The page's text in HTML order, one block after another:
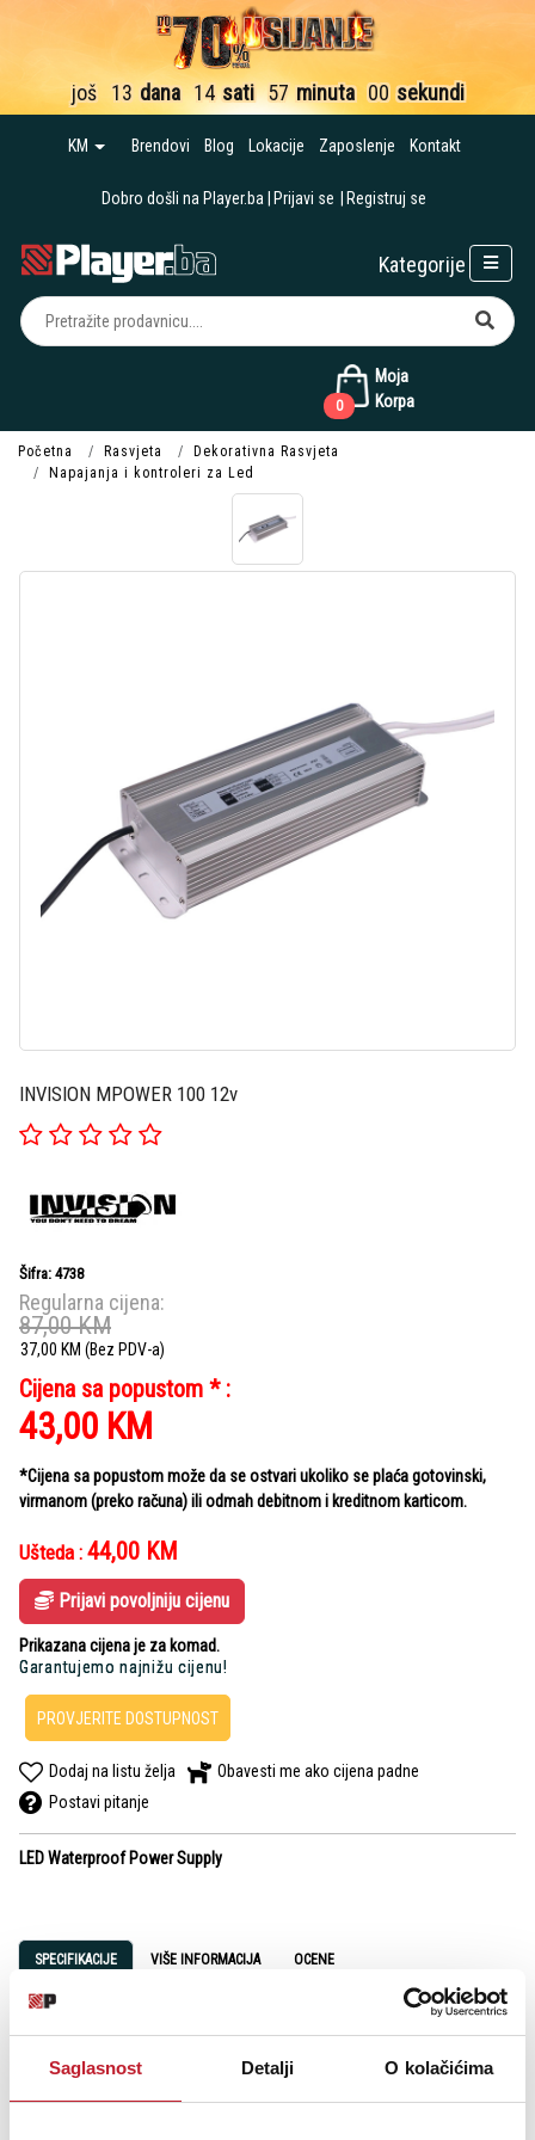
Saglasnost Detalji O kolačićima
još 13 dana 14 sati 57 minuta 00 sekundi
KM Brendovi Blog Lokacije Zaposlenje Kontakt
Dobro došli na Player.ba Prijavi se Registruj se
Moja
Korpa
0
Kategorije
Početna Rasvjeta
Dekorativna Rasvjeta
Napajanja i kontroleri za Led
INVISION MPOWER 100 12v
Šifra: 4738
Regularna cijena:
87,00KM
37,00 KM (Bez PDV-a)
Cijena sa popustom * :
43,00 KM
*Cijena sa popustom može da se ostvari ukoliko se plaća gotovinski,
virmanom (preko računa) ili odmah debitnom i kreditnom karticom.
Ušteda : 44,00 KM
Prijavi povoljniju cijenu
Prikazana cijena je za komad.
Garantujemo najnižu cijenu!
PROVJERITE DOSTUPNOST
Dodaj na listu želja
Obavesti me ako cijena padne
Postavi pitanje
LED Waterproof Power Supply
SPECIFIKACIJE VIŠE INFORMACIJA OCENE
Input voltage: 160-250V ~ 50/60Hz
Output Voltage: 12V